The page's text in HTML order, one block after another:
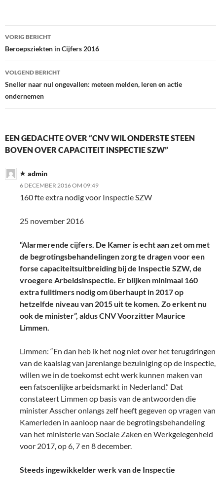
Bericht
navigatie
VORIG BERICHT
Beroepsziekten in Cijfers 2016
VOLGEND BERICHT
Sneller naar nul ongevallen: meteen melden, leren en actie
ondernemen
EEN GEDACHTE OVER “CNV WIL ONDERSTE STEEN
BOVEN OVER CAPACITEIT INSPECTIE SZW”
admin
6 DECEMBER 2016 OM 09:49
160 fte extra nodig voor Inspectie SZW
25 november 2016
“Alarmerende cijfers. De Kamer is echt aan zet om met
de begrotingsbehandelingen zorg te dragen voor een
forse capaciteitsuitbreiding bij de Inspectie SZW, de
vroegere Arbeidsinspectie. Er blijken minimaal 160
extra fulltimers nodig om überhaupt in 2017 op
hetzelfde niveau van 2015 uit te komen. Zo erkent nu
ook de minister”, aldus CNV Voorzitter Maurice
Limmen.
Limmen: “En dan heb ik het nog niet over het terugdringen
van de kaalslag van jarenlange bezuiniging op de inspectie,
willen we in de toekomst echt werk kunnen maken van
een fatsoenlijke arbeidsmarkt in Nederland.” Dat
constateert Limmen op basis van de antwoorden die
minister Asscher onlangs zelf heeft gegeven op vragen van
Kamerleden in aanloop naar de begrotingsbehandeling
van het ministerie van Sociale Zaken en Werkgelegenheid
voor 2017, op 6, 7 en 8 december.
Steeds ingewikkelder werk van de Inspectie